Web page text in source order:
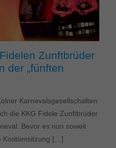
Zunftbrüder
der „fünften
Karnevalsgesellschaften
die KKG Fidele Zunftbrüder
Bevor es nun soweit
Kostümsitzung […]